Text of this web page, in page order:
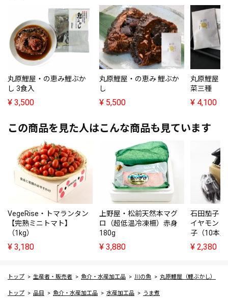
丸原鯉屋・の恵み鯉ぶか
し 3食入
¥ 3,500
丸原鯉屋・の恵み 鯉ぶか
し
¥ 5,500
丸原鯉屋
菜三種
¥ 4,100
この商品を見た人はこんな商品も見ています
VegeRise・トマランタン
【完熟ミニトマト】
（1kg）
¥ 3,180
上野屋・松前天然本マグ
ロ（超低温冷凍柵）赤身
180g
¥ 3,880
石田茄子・
イヤモン
子（10本
¥ 2,380
トップ 生産者・販売者 魚介・水産加工品 川の魚 丸原鯉屋（鯉ぶかし）
トップ 品目 魚介・水産加工品 水産加工品 うま煮